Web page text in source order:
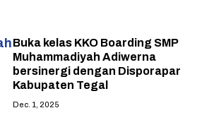
Buka kelas KKO Boarding SMP
Muhammadiyah Adiwerna
bersinergi dengan Disporapar
Kabupaten Tegal
Dec. 1, 2025